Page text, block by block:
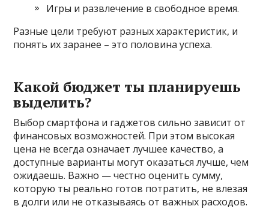
Игры и развлечение в свободное время.
Разные цели требуют разных характеристик, и
понять их заранее – это половина успеха.
Какой бюджет ты планируешь
выделить?
Выбор смартфона и гаджетов сильно зависит от
финансовых возможностей. При этом высокая
цена не всегда означает лучшее качество, а
доступные варианты могут оказаться лучше, чем
ожидаешь. Важно — честно оценить сумму,
которую ты реально готов потратить, не влезая
в долги или не отказываясь от важных расходов.